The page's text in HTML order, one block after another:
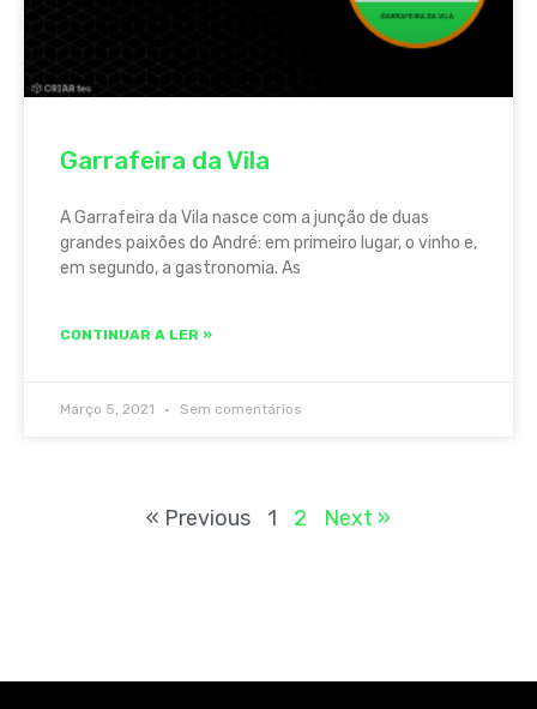
Garrafeira da Vila
A Garrafeira da Vila nasce com a junção de duas
grandes paixões do André: em primeiro lugar, o vinho e,
em segundo, a gastronomia. As
CONTINUAR A LER »
Março 5, 2021 Sem comentários
« Previous 1 2 Next »